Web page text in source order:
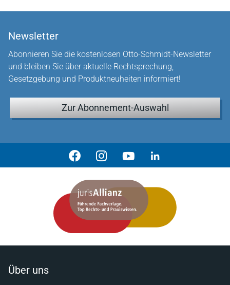
Newsletter
Abonnieren Sie die kostenlosen Otto-Schmidt-Newsletter
und bleiben Sie über aktuelle Rechtsprechung,
Gesetzgebung und Produktneuheiten informiert!
Zur Abonnement-Auswahl
Über uns